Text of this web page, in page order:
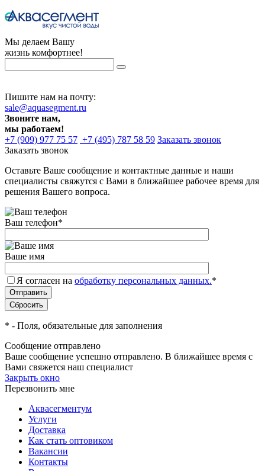
Мы делаем Вашу
жизнь комфортнее!
Пишите нам на почту:
sale@aquasegment.ru
Звоните нам,
мы работаем!
+7 (909) 977 75 57 +7 (495) 787 58 59 Заказать звонок
Заказать звонок
Оставьте Ваше сообщение и контактные данные и наши
специалисты свяжутся с Вами в ближайшее рабочее время для
решения Вашего вопроса.
Ваш телефон*
Ваше имя
Я согласен на обработку персональных данных.*
* - Поля, обязательные для заполнения
Сообщение отправлено
Ваше сообщение успешно отправлено. В ближайшее время с
Вами свяжется наш специалист
Закрыть окно
Перезвонить мне
Аквасегментум
Услуги
Доставка
Как стать оптовиком
Вакансии
Контакты